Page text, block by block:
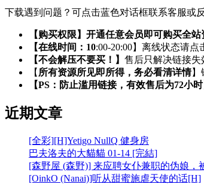
下载遇到问题？可点击蓝色对话框联系客服或反
【购买权限】开通任意会员即可购买全
【在线时间：10:00-20:00】离线状态请
【不会解压不要买！】 售后只解决链接
【 所有资源所见即所得，务必看清详情】
【PS：防止滥用链接，有效售后为72小时
近期文章
[全彩][H]Yetigo NullQ 健身房
巴夫洛夫的大貓貓 01-14 [完結]
[森野屋 (森野)] 来应聘女仆兼职的伪娘，
[OinkO (Nanai)]听从甜蜜施虐天使的话[H]